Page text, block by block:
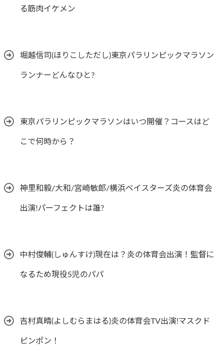
る筋肉イケメン
堀越信司(ほりこしただし)東京パラリンピックマラソン
ランナーどんなひと?
東京パラリンピックマラソンはいつ開催？コースはど
こで何時から？
神里和毅/大和/宮崎敏郎/横浜ベイスターズ炎の体育会
出演!パーフェクトは誰?
中村俊輔(しゅんすけ)現在は？炎の体育会出演！監督に
なるため現役5児のパパ
吉村真晴(よしむらまはる)炎の体育会TV出演!マスクド
ピンポン！